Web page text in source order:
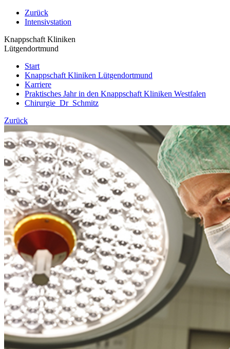
Zurück
Intensivstation
Knappschaft Kliniken
Lütgendortmund
Start
Knappschaft Kliniken Lütgendortmund
Karriere
Praktisches Jahr in den Knappschaft Kliniken Westfalen
Chirurgie_Dr_Schmitz
Zurück